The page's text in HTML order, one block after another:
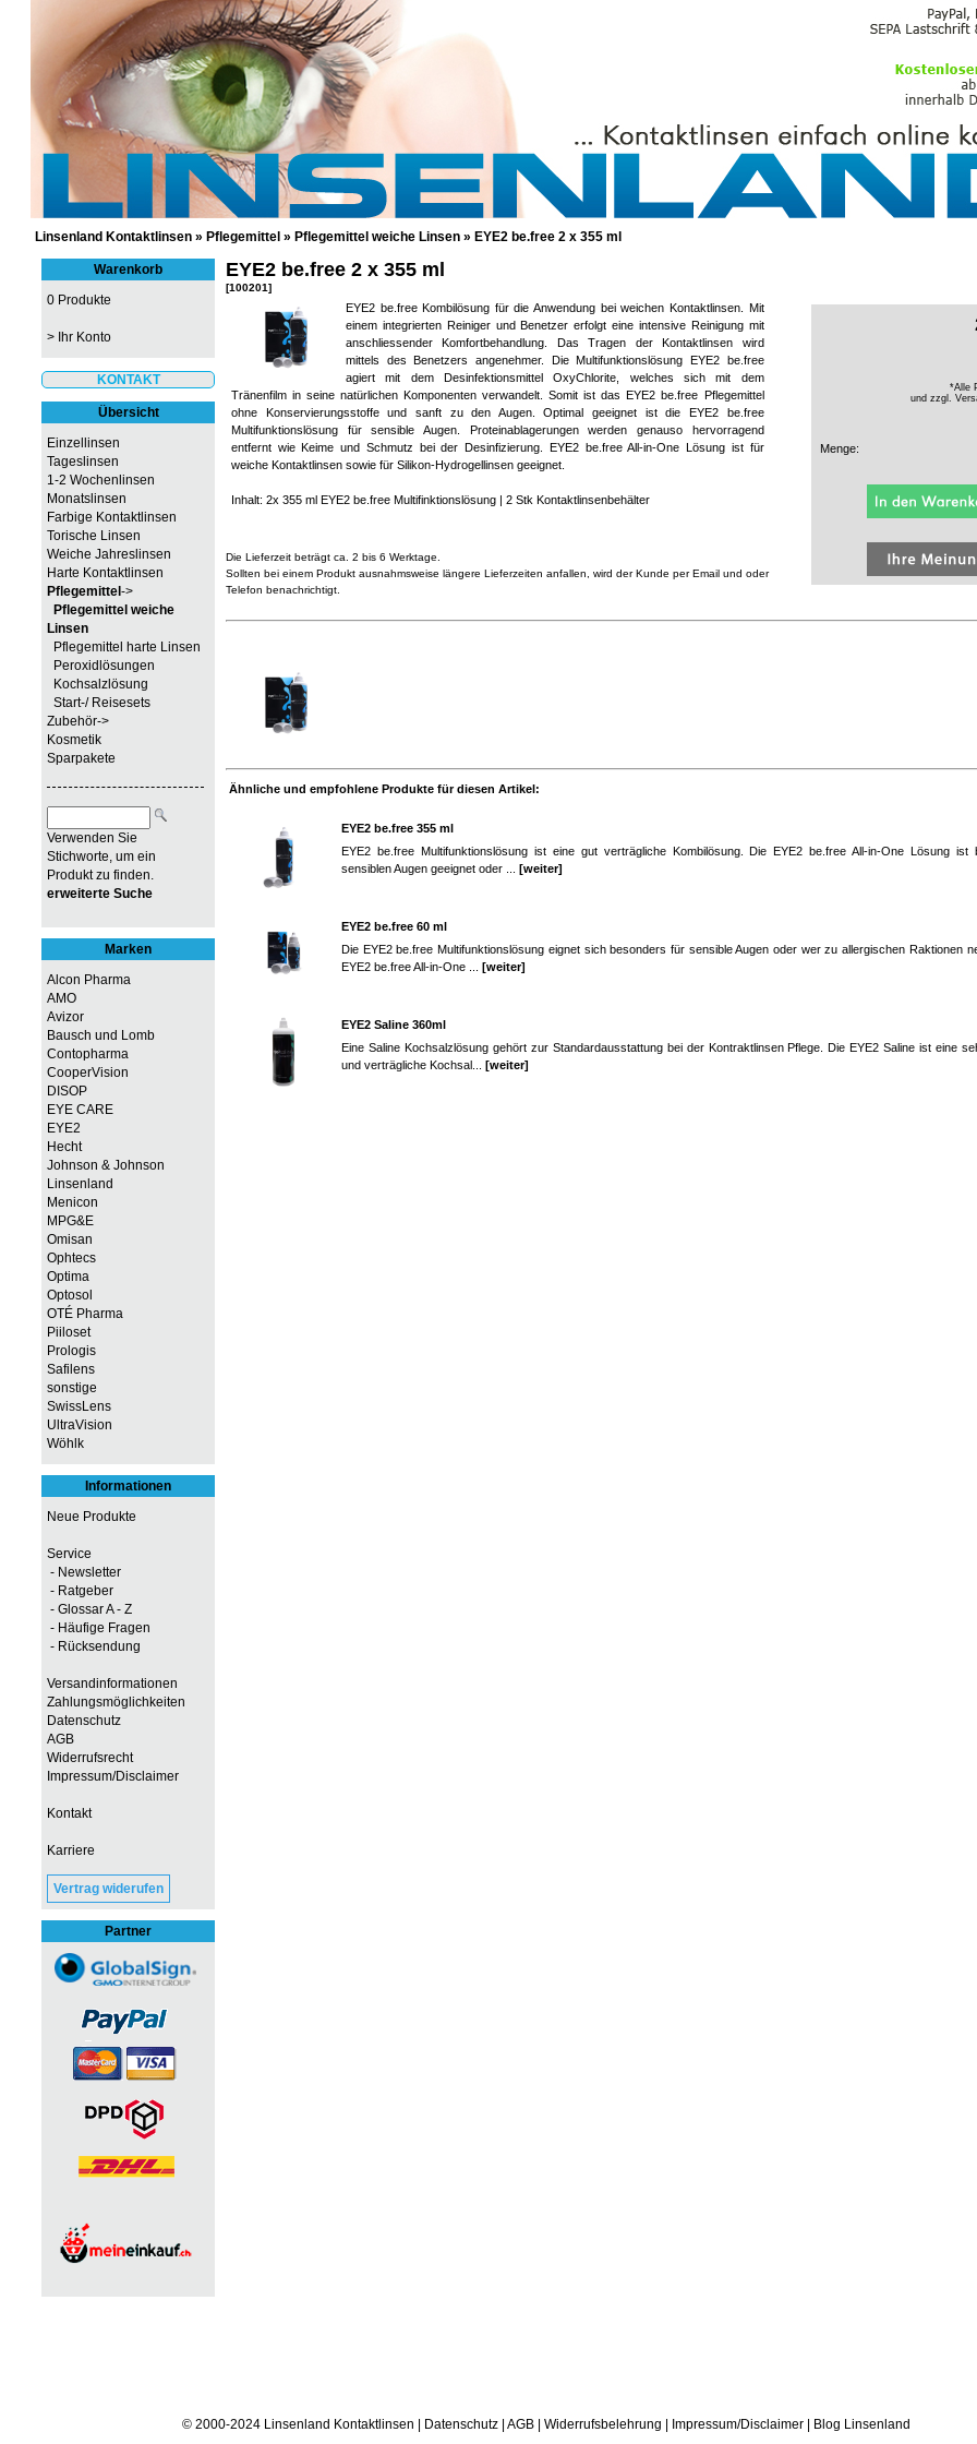
GÜNSTIGE KONTAKTLINSEN UND PFLEGEMITTEL
Linsenland Kontaktlinsen » Pflegemittel » Pflegemittel weiche Linsen » EYE2 be.free 2 x 355 ml
Warenkorb
0 Produkte
> Ihr Konto
KONTAKT
Übersicht
Einzellinsen
Tageslinsen
1-2 Wochenlinsen
Monatslinsen
Farbige Kontaktlinsen
Torische Linsen
Weiche Jahreslinsen
Harte Kontaktlinsen
Pflegemittel->
Pflegemittel weiche
Linsen
Pflegemittel harte Linsen
Peroxidlösungen
Kochsalzlösung
Start-/ Reisesets
Zubehör->
Kosmetik
Sparpakete
Verwenden Sie
Stichworte, um ein
Produkt zu finden.
erweiterte Suche
Marken
Alcon Pharma
AMO
Avizor
Bausch und Lomb
Contopharma
CooperVision
DISOP
EYE CARE
EYE2
Hecht
Johnson & Johnson
Linsenland
Menicon
MPG&E
Omisan
Ophtecs
Optima
Optosol
OTÉ Pharma
Piiloset
Prologis
Safilens
sonstige
SwissLens
UltraVision
Wöhlk
Informationen
Neue Produkte
Service
- Newsletter
- Ratgeber
- Glossar A - Z
- Häufige Fragen
- Rücksendung
Versandinformationen
Zahlungsmöglichkeiten
Datenschutz
AGB
Widerrufsrecht
Impressum/Disclaimer
Kontakt
Karriere
Vertrag widerufen
Partner
EYE2 be.free 2 x 355 ml
[100201]
EYE2 be.free Kombilösung für die Anwendung bei weichen Kontaktlinsen. Mit
einem integrierten Reiniger und Benetzer erfolgt eine intensive Reinigung mit
anschliessender Komfortbehandlung. Das Tragen der Kontaktlinsen wird
mittels des Benetzers angenehmer. Die Multifunktionslösung EYE2 be.free
agiert mit dem Desinfektionsmittel OxyChlorite, welches sich mit dem
Tränenfilm in seine natürlichen Komponenten verwandelt. Somit ist das EYE2 be.free Pflegemittel
ohne Konservierungsstoffe und sanft zu den Augen. Optimal geeignet ist die EYE2 be.free
Multifunktionslösung für sensible Augen. Proteinablagerungen werden genauso hervorragend
entfernt wie Keime und Schmutz bei der Desinfizierung. EYE2 be.free All-in-One Lösung ist für
weiche Kontaktlinsen sowie für Silikon-Hydrogellinsen geeignet.
Inhalt: 2x 355 ml EYE2 be.free Multifinktionslösung | 2 Stk Kontaktlinsenbehälter
Die Lieferzeit beträgt ca. 2 bis 6 Werktage.
Sollten bei einem Produkt ausnahmsweise längere Lieferzeiten anfallen, wird der Kunde per Email und oder
Telefon benachrichtigt.
*Alle
und zzgl.
Menge:
Ähnliche und empfohlene Produkte für diesen Artikel:
EYE2 be.free 355 ml
EYE2 be.free Multifunktionslösung ist eine gut verträgliche Kombilösung. Die EYE2 be.free All-in-One Lösung ist
sensiblen Augen geeignet oder ... [weiter]
EYE2 be.free 60 ml
Die EYE2 be.free Multifunktionslösung eignet sich besonders für sensible Augen oder wer zu allergischen Raktionen
EYE2 be.free All-in-One ... [weiter]
EYE2 Saline 360ml
Eine Saline Kochsalzlösung gehört zur Standardausstattung bei der Kontraktlinsen Pflege. Die EYE2 Saline ist eine
und verträgliche Kochsal... [weiter]
© 2000-2024 Linsenland Kontaktlinsen Datenschutz AGB Widerrufsbelehrung Impressum/Disclaimer Blog Linsenland